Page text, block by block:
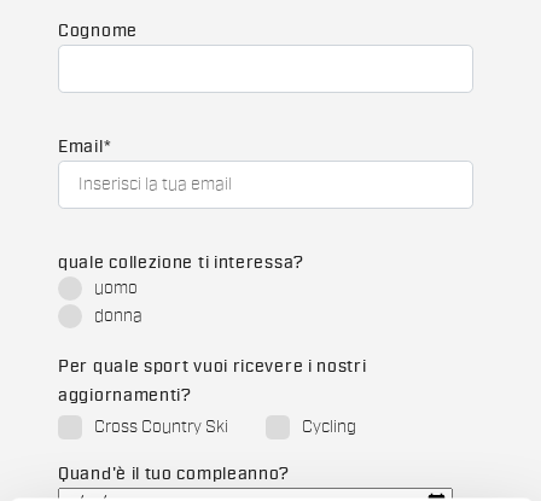
Cognome
Email *
quale collezione ti interessa?
uomo
donna
Per quale sport vuoi ricevere i nostri
aggiornamenti?
Cross Country Ski
Cycling
Quand'è il tuo compleanno?